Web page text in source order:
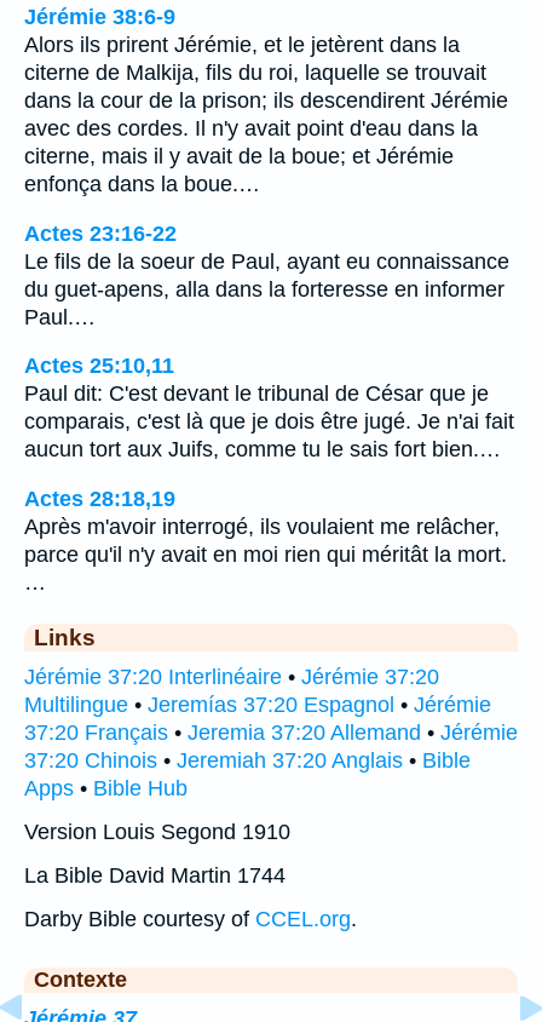
Jérémie 38:6-9
Alors ils prirent Jérémie, et le jetèrent dans la
citerne de Malkija, fils du roi, laquelle se trouvait
dans la cour de la prison; ils descendirent Jérémie
avec des cordes. Il n'y avait point d'eau dans la
citerne, mais il y avait de la boue; et Jérémie
enfonça dans la boue.…
Actes 23:16-22
Le fils de la soeur de Paul, ayant eu connaissance
du guet-apens, alla dans la forteresse en informer
Paul.…
Actes 25:10,11
Paul dit: C'est devant le tribunal de César que je
comparais, c'est là que je dois être jugé. Je n'ai fait
aucun tort aux Juifs, comme tu le sais fort bien.…
Actes 28:18,19
Après m'avoir interrogé, ils voulaient me relâcher,
parce qu'il n'y avait en moi rien qui méritât la mort.
…
Links
Jérémie 37:20 Interlinéaire • Jérémie 37:20
Multilingue • Jeremías 37:20 Espagnol • Jérémie
37:20 Français • Jeremia 37:20 Allemand • Jérémie
37:20 Chinois • Jeremiah 37:20 Anglais • Bible
Apps • Bible Hub
Version Louis Segond 1910
La Bible David Martin 1744
Darby Bible courtesy of CCEL.org.
Contexte